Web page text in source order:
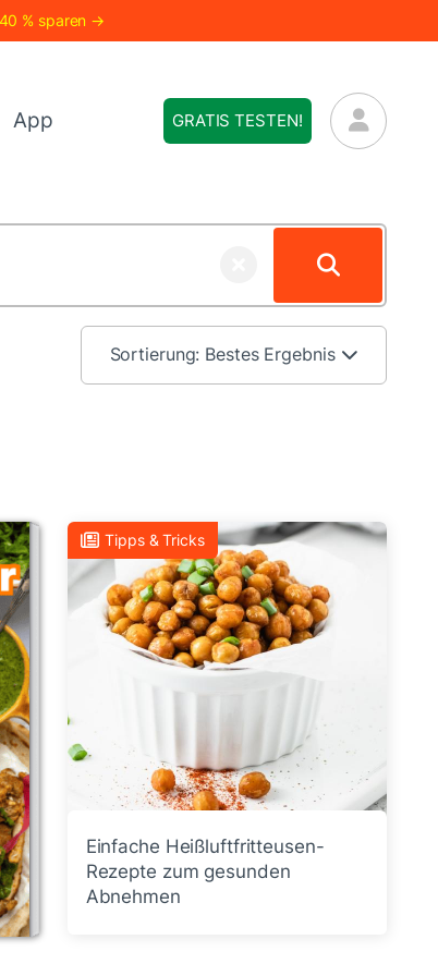
% sparen →
App GRATIS TESTEN!
Sortierung: Bestes Ergebnis
Tipps & Tricks
Einfache Heißluftfritteusen-
Rezepte zum gesunden
Abnehmen